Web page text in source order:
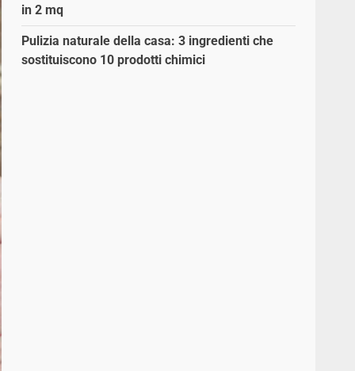
in 2 mq
Pulizia naturale della casa: 3 ingredienti che
sostituiscono 10 prodotti chimici